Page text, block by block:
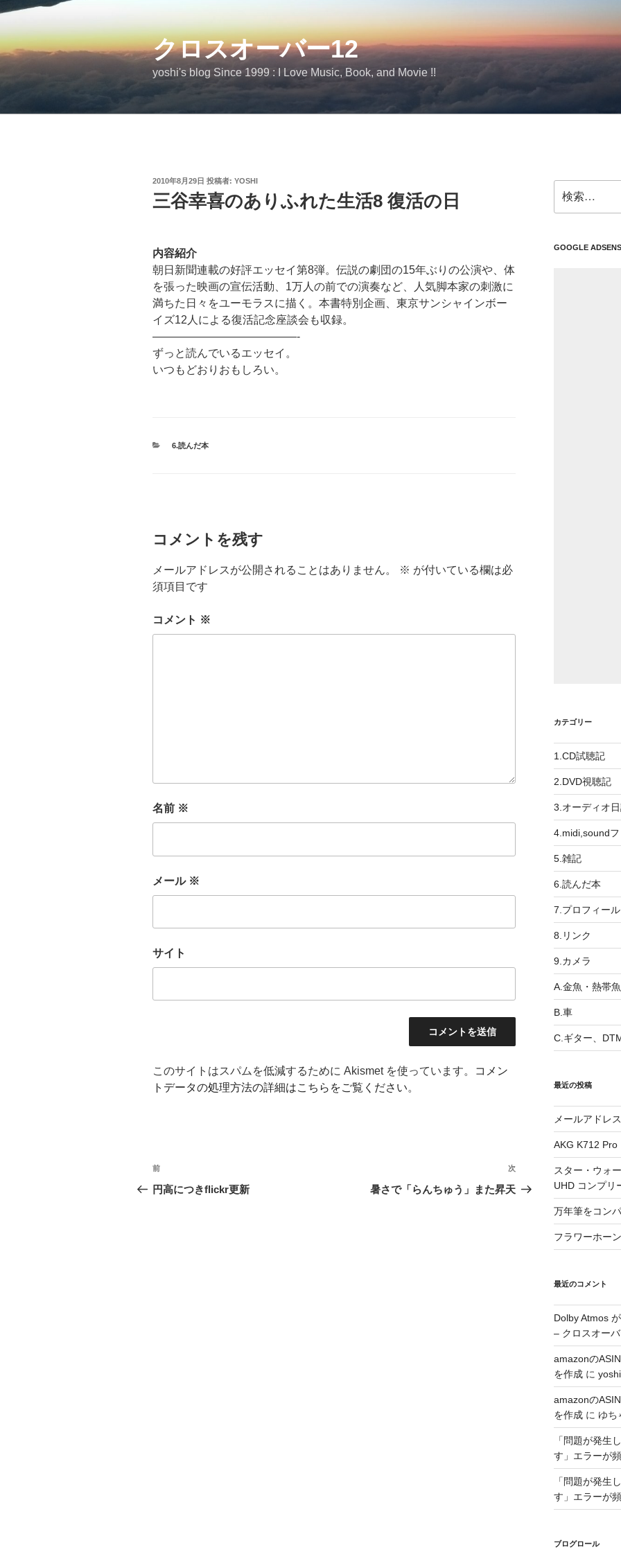
コ
テ
ン
クロスオーバー12
yoshi's blog Since 1999 : I Love Music, Book, and Movie !!
投
稿
日:
2010年8月29日 投稿者: YOSHI
三谷幸喜のありふれた生活8 復活の日
内容紹介
朝日新聞連載の好評エッセイ第8弾。伝説の劇団の15年ぶりの公演や、体
を張った映画の宣伝活動、1万人の前での演奏など、人気脚本家の刺激に
満ちた日々をユーモラスに描く。本書特別企画、東京サンシャインボー
イズ12人による復活記念座談会も収録。
—————————————-
ずっと読んでいるエッセイ。
いつもどおりおもしろい。
カ
6.読んだ本
コメントを残す
メールアドレスが公開されることはありません。 ※ が付いている欄は必
須項目です
コメント ※
名前 ※
メール ※
サイト
このサイトはスパムを低減するために Akismet を使っています。
コメン
トデータの処理方法の詳細はこちらをご覧ください。
投
稿
前
の
前
円高につきflickr更新
次
の
次
暑さで「らんちゅう」また昇天
索:
GOOGLE
カテゴリー
1.CD試聴記
2.DVD視聴記
3.オーディオ
4.midi,sound
5.雑記
6.読んだ本
7.プロフィール
8.リンク
9.カメラ
A.金魚・熱帯魚
B.車
C.ギター、
最近の投稿
メールアドレ
AKG K712 Pro
スター・ウォ
UHD コンプリ
万年筆をコン
フラワーホー
最近のコメント
Dolby Atmos
– クロスオー
amazonの
を作成に yoshi
amazonの
を作成に ゆち
「問題が発生
す」エラーが
「問題が発生
す」エラーが
ブログロール